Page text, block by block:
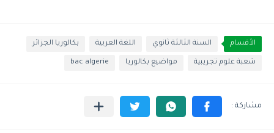
الأقسام السنة الثالثة ثانوي اللغة العربية بكالوريا الجزائر
شعبة علوم تجريبية مواضيع بكالوريا bac algerie